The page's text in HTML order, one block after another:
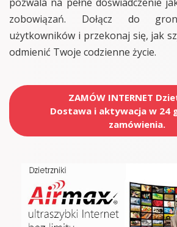
zobowiązań. Dołącz do
użytkowników i przekonaj się, jak
odmienić Twoje codzienne życie.
ZAMÓW INTERNET
Dostawa i aktywacja w 24
zamówienia.